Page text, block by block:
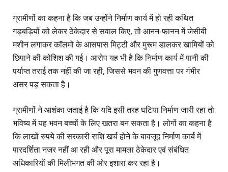
ग्रामीणों का कहना है कि जब उन्होंने निर्माण कार्य में हो रही कथित
गड़बड़ियों को लेकर ठेकेदार से सवाल किए, तो आनन-फानन में जेसीबी
मशीन लगाकर कॉलमों के आसपास मिट्टी और मुरूम डालकर खामियों को
छिपाने की कोशिश की गई। आरोप यह भी है कि निर्माण कार्य में पानी की
पर्याप्त तराई तक नहीं की जा रही, जिससे भवन की गुणवत्ता पर गंभीर
असर पड़ सकता है।
ग्रामीणों ने आशंका जताई है कि यदि इसी तरह घटिया निर्माण जारी रहा तो
भविष्य में यह भवन बच्चों के लिए खतरा बन सकता है। लोगों का कहना है
कि लाखों रुपये की सरकारी राशि खर्च होने के बावजूद निर्माण कार्य में
पारदर्शिता नजर नहीं आ रही और पूरा मामला ठेकेदार एवं संबंधित
अधिकारियों की मिलीभगत की ओर इशारा कर रहा है।